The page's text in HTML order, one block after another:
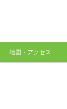
地図・アクセス